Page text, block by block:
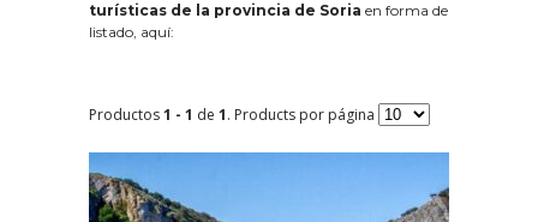
turísticas de la provincia de Soria en forma de
listado, aquí:
Productos1 - 1 de 1. Products por página